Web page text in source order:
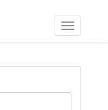
Toggle